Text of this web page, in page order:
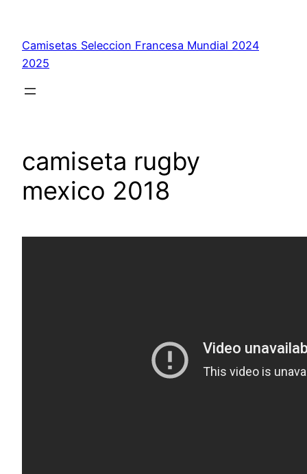
contenido
Camisetas Seleccion Francesa Mundial 2024
2025
camiseta rugby
mexico 2018